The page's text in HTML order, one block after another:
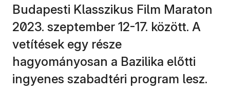
Budapesti Klasszikus Film Maraton
2023. szeptember 12-17. között. A
vetítések egy része
hagyományosan a Bazilika előtti
ingyenes szabadtéri program lesz.